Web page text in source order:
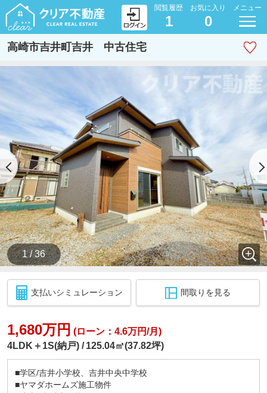
閲覧履歴
1
お気に入り
0
メニュー
高崎市吉井町吉井 中古住宅
1 / 36
支払いシミュレーション 間取りを見る
1,680万円 (ローン：4.6万円/月)
4LDK＋1S(納戸)
125.04㎡(37.82坪)
■学区/吉井小学校、吉井中央中学校
■ヤマダホームズ施工物件